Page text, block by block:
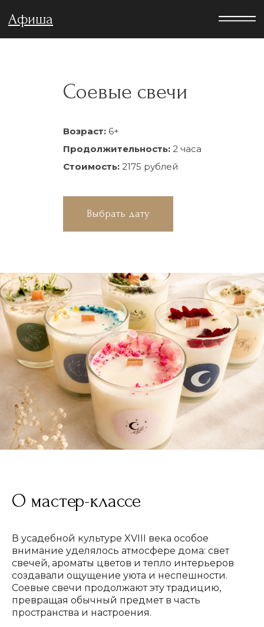
Афиша
Соевые свечи
Возраст: 6+
Продолжительность: 2 часа
Стоимость: 2175 рублей
Выбрать дату
О мастер-классе
В усадебной культуре XVIII века особое
внимание уделялось атмосфере дома: свет
свечей, ароматы цветов и тепло интерьеров
создавали ощущение уюта и неспешности.
Соевые свечи продолжают эту традицию,
превращая обычный предмет в часть
пространства и настроения.